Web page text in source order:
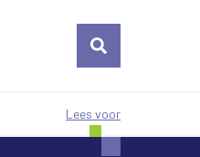
Lees voor